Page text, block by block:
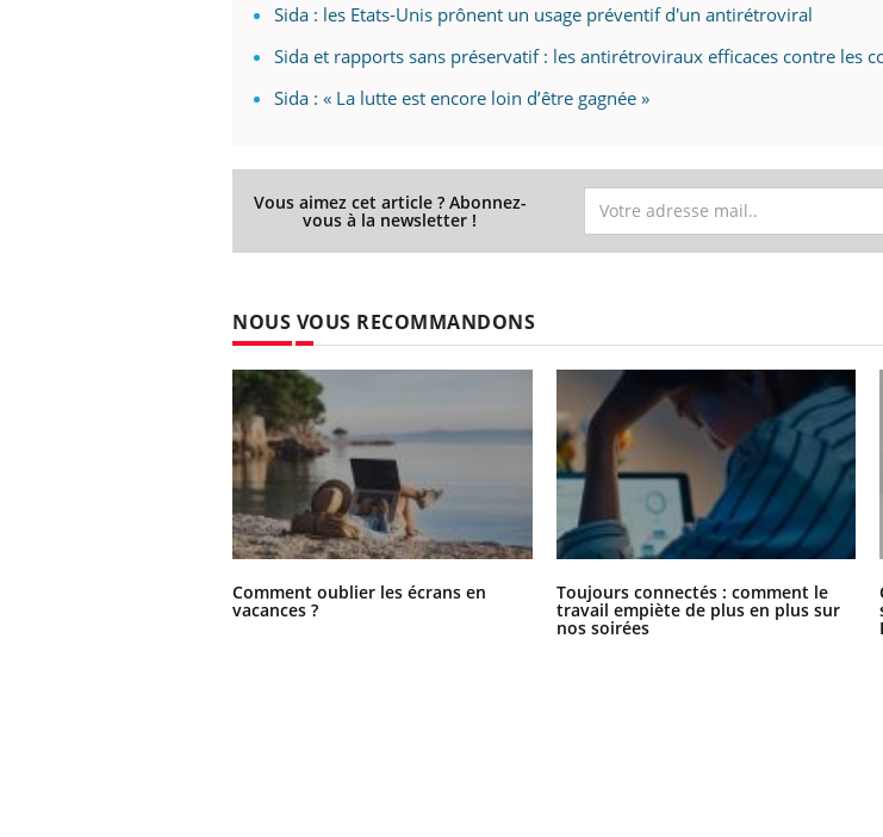
Sida : les Etats-Unis prônent un usage préventif d'un antirétroviral
Sida et rapports sans préservatif : les antirétroviraux efficaces contre les
Sida : « La lutte est encore loin d’être gagnée »
Vous aimez cet article ? Abonnez-
vous à la newsletter !
NOUS VOUS RECOMMANDONS
Comment oublier les écrans en
vacances ?
Toujours connectés : comment le
travail empiète de plus en plus sur
nos soirées